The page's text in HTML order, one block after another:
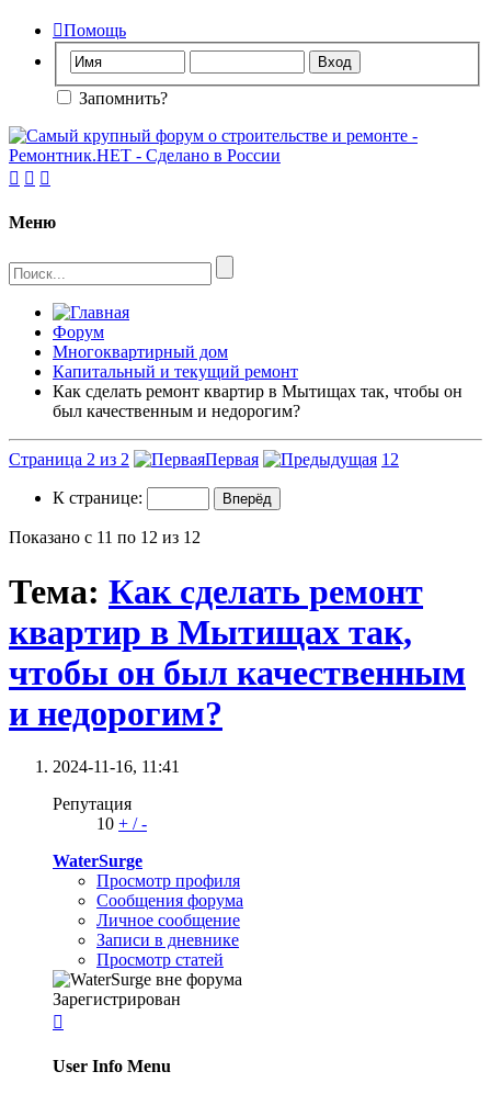
Помощь
Запомнить?
  
Меню
Форум
Многоквартирный дом
Капитальный и текущий ремонт
Как сделать ремонт квартир в Мытищах так, чтобы он
был качественным и недорогим?
Страница 2 из 2 Первая 1 2
К странице:
Показано с 11 по 12 из 12
Тема: Как сделать ремонт
квартир в Мытищах так,
чтобы он был качественным
и недорогим?
2024-11-16, 11:41
Репутация
10 + /-
WaterSurge
Просмотр профиля
Сообщения форума
Личное сообщение
Записи в дневнике
Просмотр статей
Зарегистрирован

User Info Menu